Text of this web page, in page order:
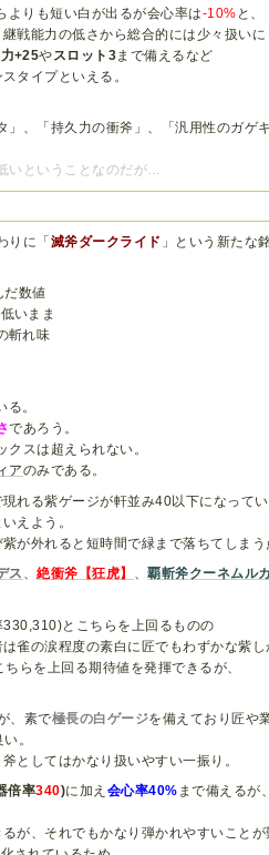
よりも短い白が出るが会心率は-10% と、
戦能力の低さから総合的には少々扱いに
力+25やスロット3まで備えるなど
タイプといえる。
、「持久力の衝斧」、「汎用性のガゲキ
いということなのだが…
りに「滅斧ダークライド 」という新たな
だ数値
いまま
斬れ味
。
であろう。
スは超えられない。
アのみである。
れる紫ゲージが軒並み40以下になって
えよう。
が外れると短時間で緑まで落ちてしまう
ス 、絶衝斧【狂虎】 、覇斬斧クーネムル
とこちらを上回るものの
雀の涙程度の素白に匠でもわずかな紫し
らを上回る期待値を発揮できるが、
、素で極長の白ゲージを備えており匠や
。
としてはかなり扱いやすい一振り。
倍率340)に加え 会心率40% まで備えるが、
が、それでもかなり弾かれやすいことが